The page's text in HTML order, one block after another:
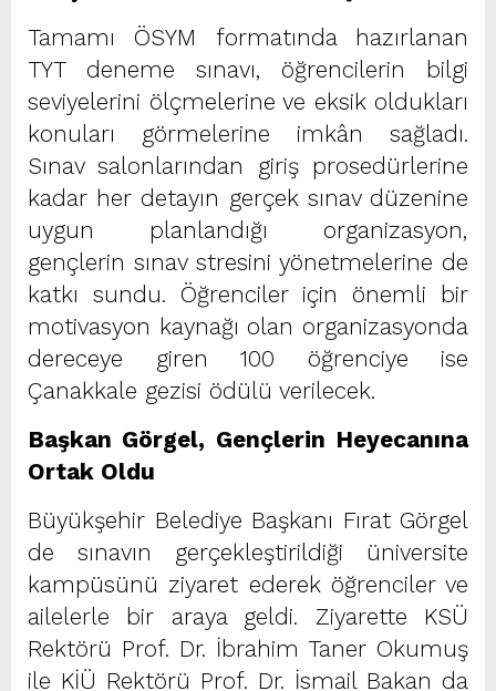
Tamamı ÖSYM formatında hazırlanan
TYT deneme sınavı, öğrencilerin bilgi
seviyelerini ölçmelerine ve eksik oldukları
konuları görmelerine imkân sağladı.
Sınav salonlarından giriş prosedürlerine
kadar her detayın gerçek sınav düzenine
uygun planlandığı organizasyon,
gençlerin sınav stresini yönetmelerine de
katkı sundu. Öğrenciler için önemli bir
motivasyon kaynağı olan organizasyonda
dereceye giren 100 öğrenciye ise
Çanakkale gezisi ödülü verilecek.
Başkan Görgel, Gençlerin Heyecanına
Ortak Oldu
Büyükşehir Belediye Başkanı Fırat Görgel
de sınavın gerçekleştirildiği üniversite
kampüsünü ziyaret ederek öğrenciler ve
ailelerle bir araya geldi. Ziyarette KSÜ
Rektörü Prof. Dr. İbrahim Taner Okumuş
ile KİÜ Rektörü Prof. Dr. İsmail Bakan da